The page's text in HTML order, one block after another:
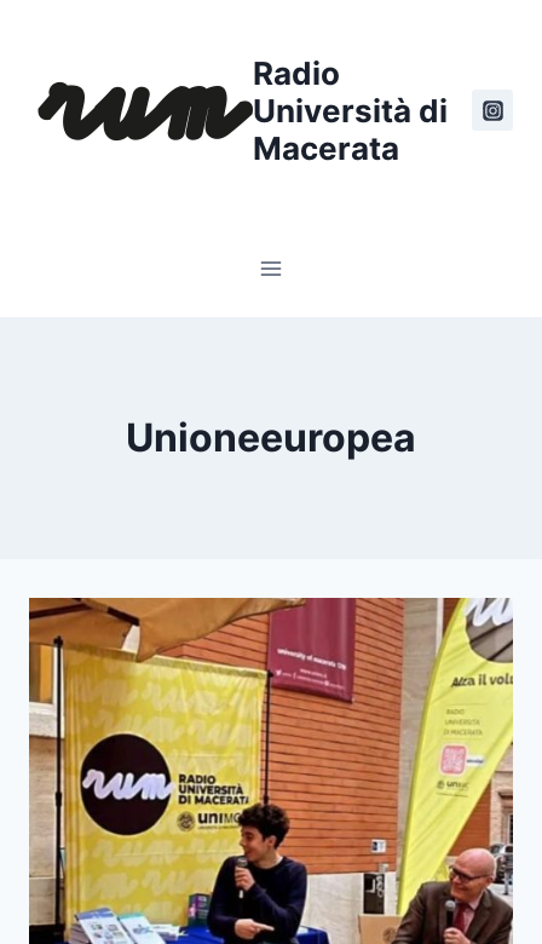
contenuto
Radio
Università di
Macerata
Unioneeuropea